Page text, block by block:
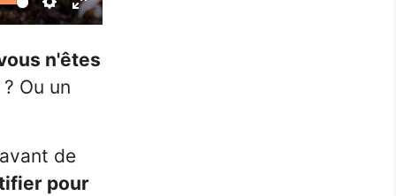
Settings
Enter
n'êtes
Ou un
de
pour